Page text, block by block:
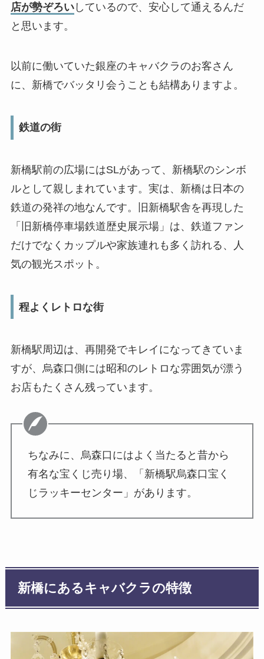
店が勢ぞろいしているので、安心して通えるんだ
と思います。
以前に働いていた銀座のキャバクラのお客さん
に、新橋でバッタリ会うことも結構ありますよ。
鉄道の街
新橋駅前の広場にはSLがあって、新橋駅のシンボ
ルとして親しまれています。実は、新橋は日本の
鉄道の発祥の地なんです。旧新橋駅舎を再現した
「旧新橋停車場鉄道歴史展示場」は、鉄道ファン
だけでなくカップルや家族連れも多く訪れる、人
気の観光スポット。
程よくレトロな街
新橋駅周辺は、再開発でキレイになってきていま
すが、烏森口側には昭和のレトロな雰囲気が漂う
お店もたくさん残っています。
ちなみに、烏森口にはよく当たると昔から
有名な宝くじ売り場、「新橋駅烏森口宝く
じラッキーセンター」があります。
新橋にあるキャバクラの特徴